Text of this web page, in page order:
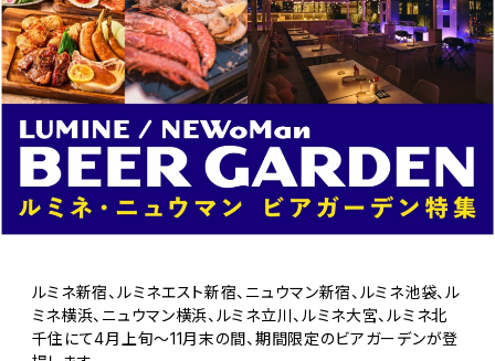
ルミネ新宿、ルミネエスト新宿、ニュウマン新宿、ルミネ池袋、ル
ミネ横浜、ニュウマン横浜、ルミネ立川、ルミネ大宮、ルミネ北
千住にて4月上旬～11月末の間、期間限定のビアガーデンが登